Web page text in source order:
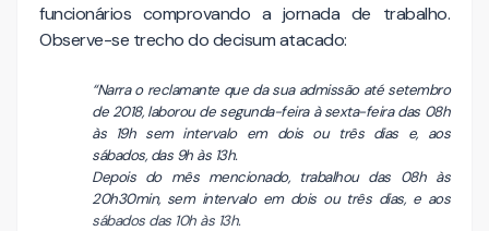
funcionários comprovando a jornada de trabalho.
Observe-se trecho do decisum atacado:
“Narra o reclamante que da sua admissão até setembro
de 2018, laborou de segunda-feira à sexta-feira das 08h
às 19h sem intervalo em dois ou três dias e, aos
sábados, das 9h às 13h.
Depois do mês mencionado, trabalhou das 08h às
20h30min, sem intervalo em dois ou três dias, e aos
sábados das 10h às 13h.